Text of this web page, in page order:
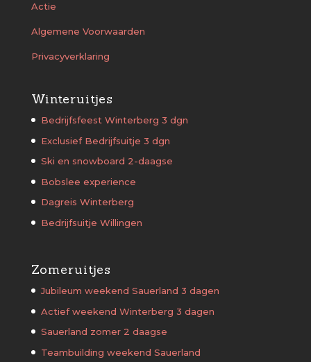
Actie
Algemene Voorwaarden
Privacyverklaring
Winteruitjes
Bedrijfsfeest Winterberg 3 dgn
Exclusief Bedrijfsuitje 3 dgn
Ski en snowboard 2-daagse
Bobslee experience
Dagreis Winterberg
Bedrijfsuitje Willingen
Zomeruitjes
Jubileum weekend Sauerland 3 dagen
Actief weekend Winterberg 3 dagen
Sauerland zomer 2 daagse
Teambuilding weekend Sauerland